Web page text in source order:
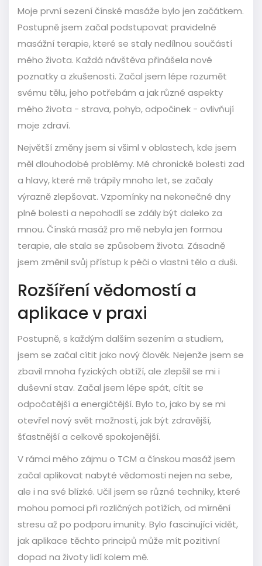
Moje první sezení čínské masáže bylo jen začátkem.
Postupně jsem začal podstupovat pravidelné
masážní terapie, které se staly nedílnou součástí
mého života. Každá návštěva přinášela nové
poznatky a zkušenosti. Začal jsem lépe rozumět
svému tělu, jeho potřebám a jak různé aspekty
mého života - strava, pohyb, odpočinek - ovlivňují
moje zdraví.
Největší změny jsem si všiml v oblastech, kde jsem
měl dlouhodobé problémy. Mé chronické bolesti zad
a hlavy, které mě trápily mnoho let, se začaly
výrazně zlepšovat. Vzpomínky na nekonečné dny
plné bolesti a nepohodlí se zdály být daleko za
mnou. Čínská masáž pro mě nebyla jen formou
terapie, ale stala se způsobem života. Zásadně
jsem změnil svůj přístup k péči o vlastní tělo a duši.
Rozšíření vědomostí a
aplikace v praxi
Postupně, s každým dalším sezením a studiem,
jsem se začal cítit jako nový člověk. Nejenže jsem se
zbavil mnoha fyzických obtíží, ale zlepšil se mi i
duševní stav. Začal jsem lépe spát, cítit se
odpočatější a energičtější. Bylo to, jako by se mi
otevřel nový svět možností, jak být zdravější,
šťastnější a celkově spokojenější.
V rámci mého zájmu o TCM a čínskou masáž jsem
začal aplikovat nabyté vědomosti nejen na sebe,
ale i na své blízké. Učil jsem se různé techniky, které
mohou pomoci při rozličných potížích, od mírnění
stresu až po podporu imunity. Bylo fascinující vidět,
jak aplikace těchto principů může mít pozitivní
dopad na životy lidí kolem mě.